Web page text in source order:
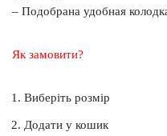
– Подобрана удобная
Як замовити?
Виберіть розмір
Додати у кошик